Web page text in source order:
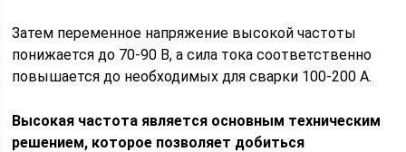
Затем переменное напряжение высокой частоты
понижается до 70-90 В, а сила тока соответственно
повышается до необходимых для сварки 100-200 А.
Высокая частота является основным техническим
решением, которое позволяет добиться